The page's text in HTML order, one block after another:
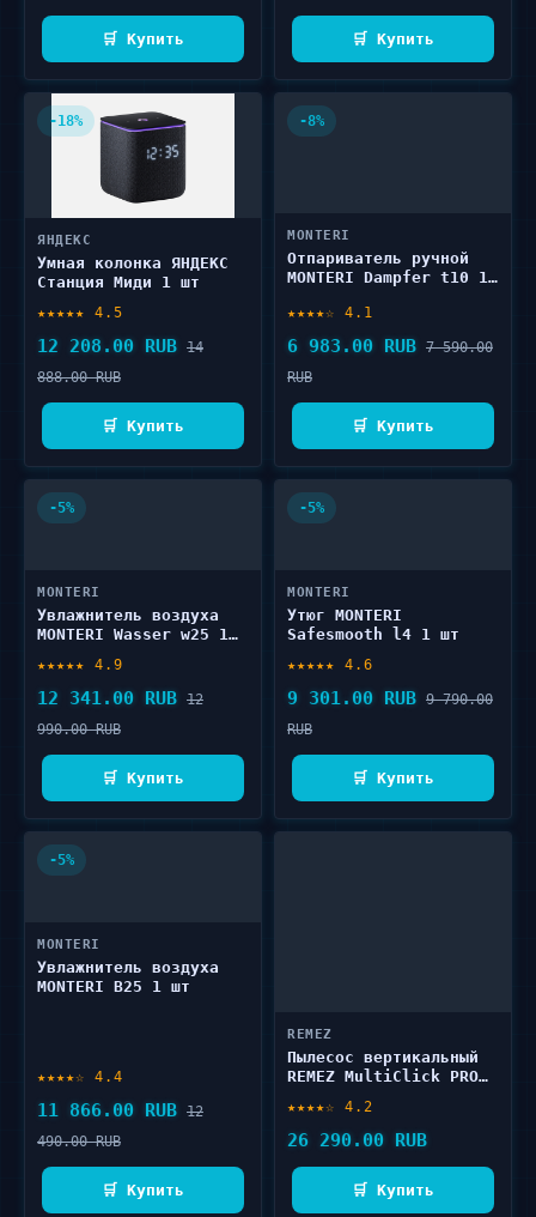
🛒 Купить 🛒 Купить
-18%
ЯНДЕКС
Умная колонка ЯНДЕКС
Станция Миди 1 шт
★★★★★ 4.5
12 208.00 RUB 14
888.00 RUB
🛒 Купить
-8%
MONTERI
Отпариватель ручной
MONTERI Dampfer t10 1
★★★★☆ 4.1
6 983.00 RUB 7 590.00
RUB
🛒 Купить
-5%
MONTERI
Увлажнитель воздуха
MONTERI Wasser w25 1
★★★★★ 4.9
12 341.00 RUB 12
990.00 RUB
🛒 Купить
-5%
MONTERI
Утюг MONTERI
Safesmooth l4 1 шт
★★★★★ 4.6
9 301.00 RUB 9 790.00
RUB
🛒 Купить
-5%
MONTERI
Увлажнитель воздуха
MONTERI B25 1 шт
★★★★☆ 4.4
11 866.00 RUB 12
490.00 RUB
🛒 Купить
REMEZ
Пылесос вертикальный
REMEZ MultiClick PRO
шт
★★★★☆ 4.2
26 290.00 RUB
🛒 Купить